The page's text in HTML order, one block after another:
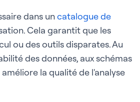
dans uncatalogue de
Cela garantit que les
ou des outils disparates. Au
des données, aux schémas
la qualité de l'analyse